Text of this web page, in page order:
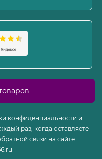
конфиденциальности и
раз, когда оставляете
связи на сайте